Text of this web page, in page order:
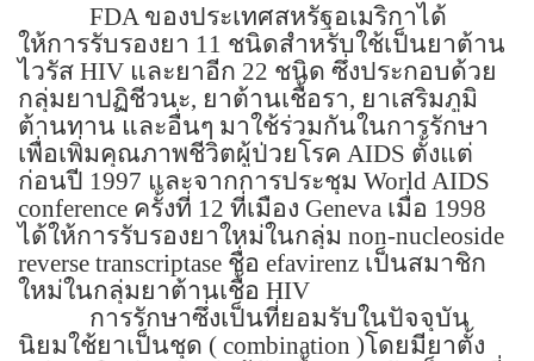
FDA ของประเทศสหรัฐอเมริกาได้
ให้การรับรองยา 11 ชนิดสำหรับใช้เป็นยาต้าน
ไวรัส HIV และยาอีก 22 ชนิด ซึ่งประกอบด้วย
กลุ่มยาปฏิชีวนะ, ยาต้านเชื้อรา, ยาเสริมภูมิ
ต้านทาน และอื่นๆ มาใช้ร่วมกันในการรักษา
เพื่อเพิ่มคุณภาพชีวิตผู้ป่วยโรค AIDS ตั้งแต่
ก่อนปี 1997 และจากการประชุม World AIDS
conference ครั้งที่ 12 ที่เมือง Geneva เมื่อ 1998
ได้ให้การรับรองยาใหม่ในกลุ่ม non-nucleoside
reverse transcriptase ชื่อ efavirenz เป็นสมาชิก
ใหม่ในกลุ่มยาต้านเชื้อ HIV
การรักษาซึ่งเป็นที่ยอมรับในปัจจุบัน
นิยมใช้ยาเป็นชุด ( combination )โดยมียาตั้ง